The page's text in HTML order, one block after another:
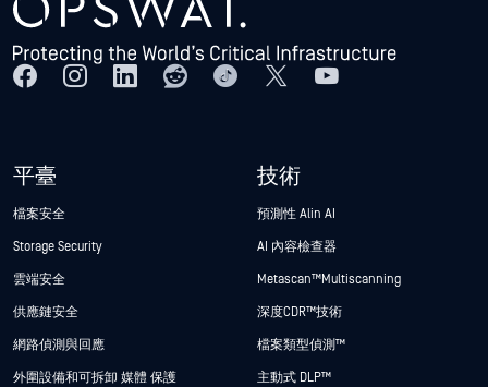
平臺
檔案安全
Storage Security
雲端安全
供應鏈安全
網路偵測與回應
外圍設備和可拆卸 媒體 保護
技術
預測性 Alin AI
AI 內容檢查器
Metascan™ Multiscanning
深度CDR™技術
檔案類型偵測™
主動式 DLP™